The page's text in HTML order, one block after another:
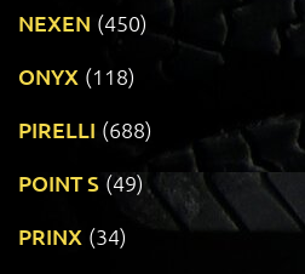
NEXEN (450)
ONYX (118)
PIRELLI (688)
POINT S (49)
PRINX (34)